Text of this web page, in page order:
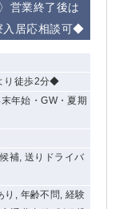
営業終了後は
入居応相談可◆
り徒歩2分◆
年始・GW・夏期
補, 送りドライバ
り, 年齢不問, 経験
エリア